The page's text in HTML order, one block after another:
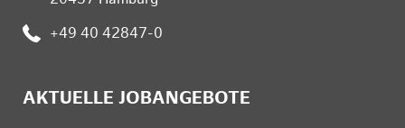
: +49 40 42847-0
AKTUELLE JOBANGEBOTE